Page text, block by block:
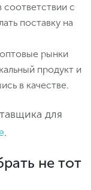
соответствии с
поставку на
рынки
продукт и
в качестве.
для
.
не тот